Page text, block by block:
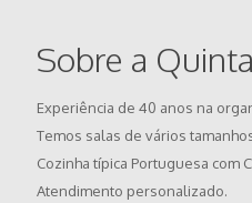
Sobre a Quinta
Experiência de 40 anos na
Temos salas de vários
Cozinha típica Portuguesa com
Atendimento personalizado.